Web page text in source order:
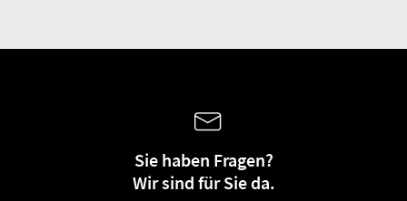
Sie haben Fragen?
Wir sind für Sie da.